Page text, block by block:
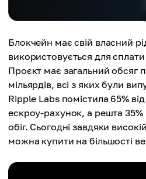
Блокчейн має свій власний
використовується для
Проєкт має загальний обсяг
мільярдів, всі з яких були
Ripple Labs помістила 65%
ескроу-рахунок, а решта 35%
обіг. Сьогодні завдяки
можна купити на більшості